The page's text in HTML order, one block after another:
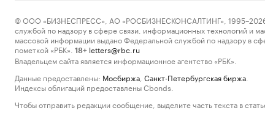
© ООО «БИЗНЕСПРЕСС», АО «РОСБИЗНЕСКОНСАЛТИНГ», 1995–2026.
службой по надзору в сфере связи, информационных технологий и
массовой информации выдано Федеральной службой по надзору в
пометкой «РБК».
18+ letters@rbc.ru
Владельцем сайта является информационное агентство «РБК».
Данные предоставлены: Мосбиржа Санкт-Петербургская биржа
Индексы облигаций предоставлены Cbonds.
Чтобы отправить редакции сообщение, выделите часть текста в